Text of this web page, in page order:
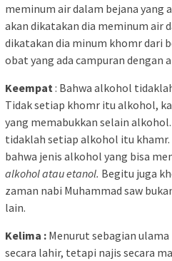
meminum air dalam bejana yang
akan dikatakan dia meminum air
dikatakan dia minum khomr dari
obat yang ada campuran dengan
Keempat: Bahwa alkohol
Tidak setiap khomr itu alkohol,
yang memabukkan selain
tidaklah setiap alkohol itu
bahwa jenis alkohol yang bisa
alkohol atau etanol. Begitu juga
zaman nabi Muhammad saw
lain.
Kelima : Menurut sebagian
secara lahir, tetapi najis secara